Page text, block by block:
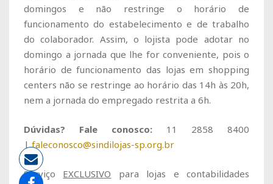
domingos e não restringe o horário de
funcionamento do estabelecimento e de trabalho
do colaborador. Assim, o lojista pode adotar no
domingo a jornada que lhe for conveniente, pois o
horário de funcionamento das lojas em shopping
centers não se restringe ao horário das 14h às 20h,
nem a jornada do empregado restrita a 6h.
Dúvidas? Fale conosco: 11 2858 8400
|faleconosco@sindilojas-sp.org.br
Serviço EXCLUSIVO para lojas e contabilidades